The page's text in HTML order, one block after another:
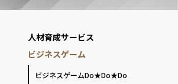
人材育成サービス
ビジネスゲーム
ビジネスゲームDo★Do★Do